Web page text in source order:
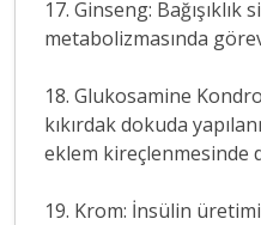
17. Ginseng:
metabolizmasında
18. Glukosamine
kıkırdak dokuda
eklem kireçlenmesinde
19. Krom: İnsülin